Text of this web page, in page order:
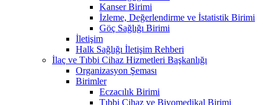
Kanser Birimi
İzleme, Değerlendirme ve İstatistik Birimi
Göç Sağlığı Birimi
İletişim
Halk Sağlığı İletişim Rehberi
İlaç ve Tıbbi Cihaz Hizmetleri Başkanlığı
Organizasyon Şeması
Birimler
Eczacılık Birimi
Tıbbi Cihaz ve Biyomedikal Birimi